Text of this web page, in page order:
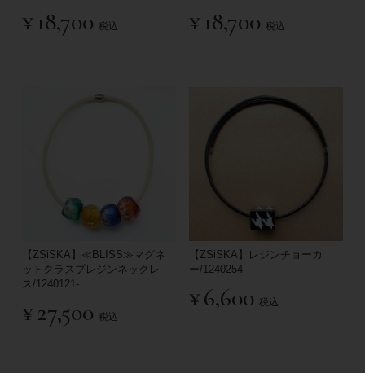
¥ 18,700 税込 ¥ 18,700 税込
【ZSiSKA】≪BLISS≫マグネ
ットクラスプレジンネックレ
ス/1240121-
¥27,500 税込
【ZSiSKA】レジンチョーカ
ー/1240254
¥6,600 税込